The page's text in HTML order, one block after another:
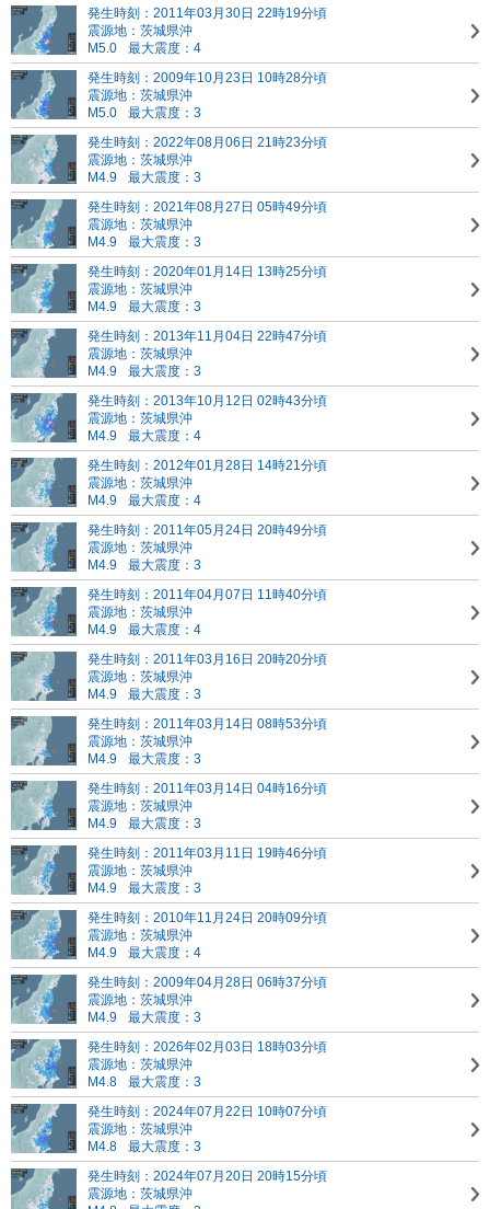
発生時刻：2011年03月30日 22時19分頃
震源地：茨城県沖
M5.0
最大震度：4
発生時刻：2009年10月23日 10時28分頃
震源地：茨城県沖
M5.0
最大震度：3
発生時刻：2022年08月06日 21時23分頃
震源地：茨城県沖
M4.9
最大震度：3
発生時刻：2021年08月27日 05時49分頃
震源地：茨城県沖
M4.9
最大震度：3
発生時刻：2020年01月14日 13時25分頃
震源地：茨城県沖
M4.9
最大震度：3
発生時刻：2013年11月04日 22時47分頃
震源地：茨城県沖
M4.9
最大震度：3
発生時刻：2013年10月12日 02時43分頃
震源地：茨城県沖
M4.9
最大震度：4
発生時刻：2012年01月28日 14時21分頃
震源地：茨城県沖
M4.9
最大震度：4
発生時刻：2011年05月24日 20時49分頃
震源地：茨城県沖
M4.9
最大震度：3
発生時刻：2011年04月07日 11時40分頃
震源地：茨城県沖
M4.9
最大震度：4
発生時刻：2011年03月16日 20時20分頃
震源地：茨城県沖
M4.9
最大震度：3
発生時刻：2011年03月14日 08時53分頃
震源地：茨城県沖
M4.9
最大震度：3
発生時刻：2011年03月14日 04時16分頃
震源地：茨城県沖
M4.9
最大震度：3
発生時刻：2011年03月11日 19時46分頃
震源地：茨城県沖
M4.9
最大震度：3
発生時刻：2010年11月24日 20時09分頃
震源地：茨城県沖
M4.9
最大震度：4
発生時刻：2009年04月28日 06時37分頃
震源地：茨城県沖
M4.9
最大震度：3
発生時刻：2026年02月03日 18時03分頃
震源地：茨城県沖
M4.8
最大震度：3
発生時刻：2024年07月22日 10時07分頃
震源地：茨城県沖
M4.8
最大震度：3
発生時刻：2024年07月20日 20時15分頃
震源地：茨城県沖